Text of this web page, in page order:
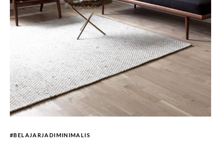
#BELAJARJADIMINIMALIS